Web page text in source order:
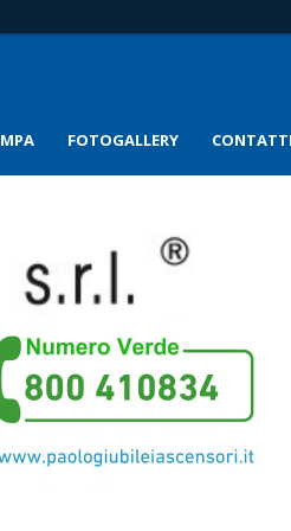
FOTOGALLERY CONTATTI